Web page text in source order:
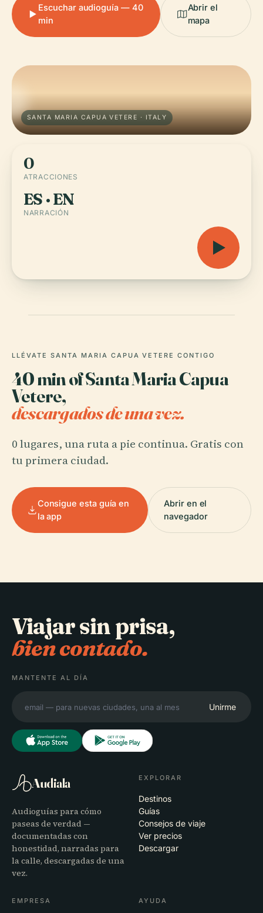
Escuchar audioguía — 40
min
Abrir el
mapa
SANTA MARIA CAPUA VETERE · ITALY
0
ATRACCIONES
ES · EN
NARRACIÓN
LLÉVATE SANTA MARIA CAPUA VETERE CONTIGO
40 min of Santa Maria Capua
Vetere,
descargados de una vez.
0 lugares, una ruta a pie continua. Gratis con
tu primera ciudad.
Consigue esta guía en
la app
Abrir en el
navegador
Viajar sin prisa,
bien contado.
MANTENTE AL DÍA
Unirme
Audiala
Audioguías para cómo
paseas de verdad —
documentadas con
honestidad, narradas para
la calle, descargadas de una
vez.
EXPLORAR
Destinos
Guías
Consejos de viaje
Ver precios
Descargar
EMPRESA AYUDA